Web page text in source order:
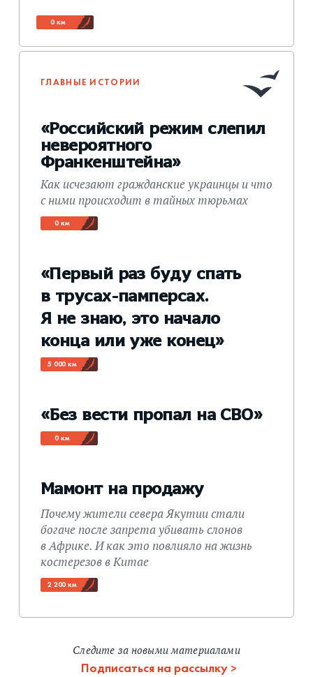
0 км
ГЛАВНЫЕ ИСТОРИИ
«Российский режим слепил
невероятного
Франкенштейна»
Как исчезают гражданские украинцы и что
с ними происходит в тайных тюрьмах
0 км
«Первый раз буду спать
в трусах-памперсах.
Я не знаю, это начало
конца или уже конец»
5 000 км
«Без вести пропал на СВО»
0 км
Мамонт на продажу
Почему жители севера Якутии стали
богаче после запрета убивать слонов
в Африке. И как это повлияло на жизнь
костерезов в Китае
2 200 км
Следите за новыми материалами
Подписаться на рассылку